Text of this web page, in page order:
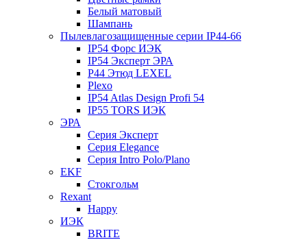
Белый матовый
Шампань
Пылевлагозащищенные серии IP44-66
IP54 Форс ИЭК
IP54 Эксперт ЭРА
P44 Этюд LEXEL
Plexo
IP54 Atlas Design Profi 54
IP55 TORS ИЭК
ЭРА
Серия Эксперт
Серия Elegance
Серия Intro Polo/Plano
EKF
Стокгольм
Rexant
Happy
ИЭК
BRITE